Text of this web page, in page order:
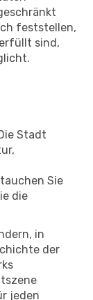
feststellen,
sind,
Stadt
Sie
die
in
der
jeden